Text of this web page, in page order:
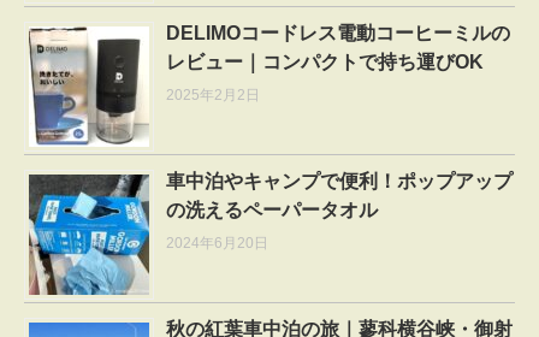
DELIMOコードレス電動コーヒーミルの
レビュー｜コンパクトで持ち運びOK
2025年2月2日
車中泊やキャンプで便利！ポップアップ
の洗えるペーパータオル
2024年6月20日
秋の紅葉車中泊の旅｜蓼科横谷峡・御射